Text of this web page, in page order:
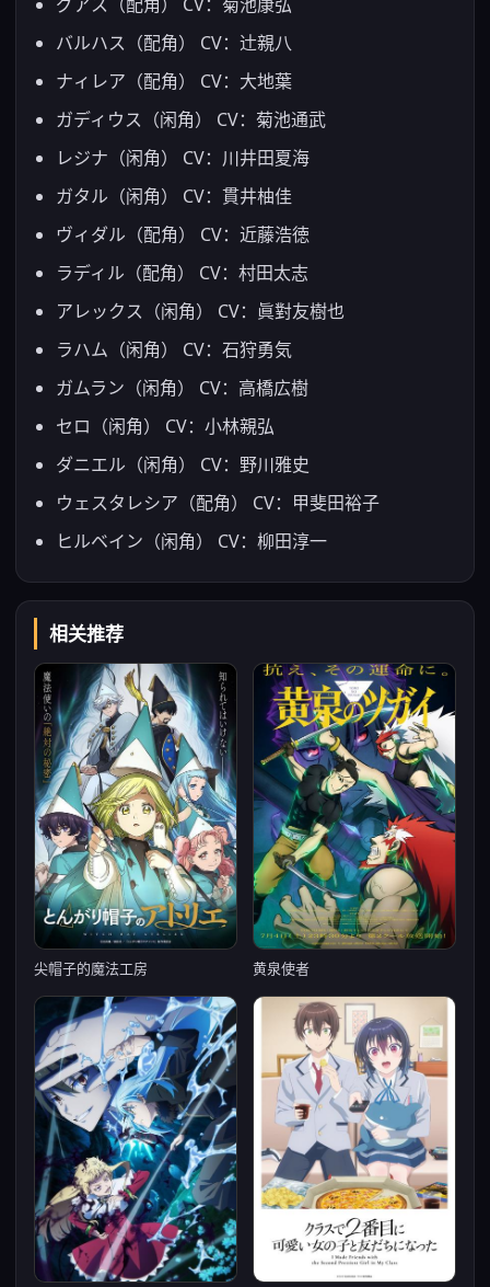
バルハス（配角） CV：辻親八
ナィレア（配角） CV：大地葉
ガディウス（闲角） CV：菊池通武
レジナ（闲角） CV：川井田夏海
ガタル（闲角） CV：貫井柚佳
ヴィダル（配角） CV：近藤浩徳
ラディル（配角） CV：村田太志
アレックス（闲角） CV：眞對友樹也
ラハム（闲角） CV：石狩勇気
ガムラン（闲角） CV：高橋広樹
セロ（闲角） CV：小林親弘
ダニエル（闲角） CV：野川雅史
ウェスタレシア（配角） CV：甲斐田裕子
ヒルベイン（闲角） CV：柳田淳一
相关推荐
尖帽子的魔法工房 黄泉使者